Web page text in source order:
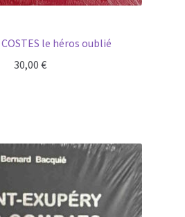
le héros oublié
30,00 €